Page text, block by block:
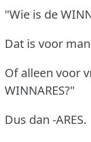
"Wie is de
Dat is voor
Of alleen voor
WINNARES?"
Dus dan -ARES.